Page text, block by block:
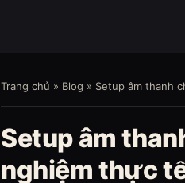
Trang chủ » Blog » Setup âm thanh
Setup âm
nghiệm thực